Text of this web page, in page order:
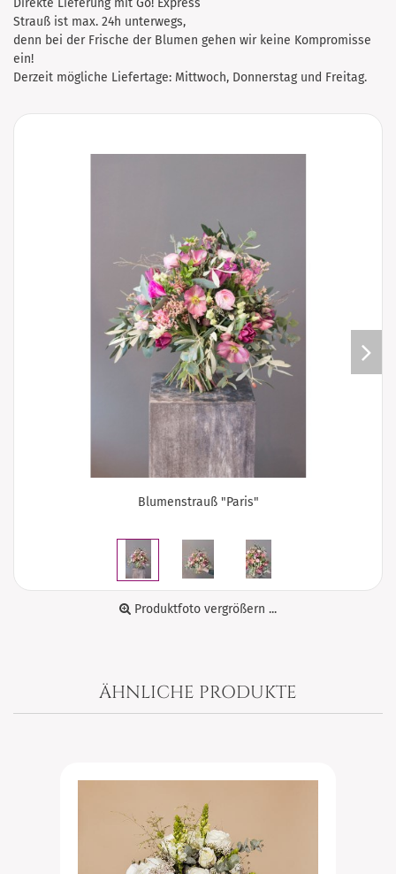
Direkte Lieferung mit Go! Express
Strauß ist max. 24h unterwegs,
denn bei der Frische der Blumen gehen wir keine Kompromisse
ein!
Derzeit mögliche Liefertage: Mittwoch, Donnerstag und Freitag.
Blumenstrauß "Paris"
Produktfoto vergrößern ...
ÄHNLICHE PRODUKTE